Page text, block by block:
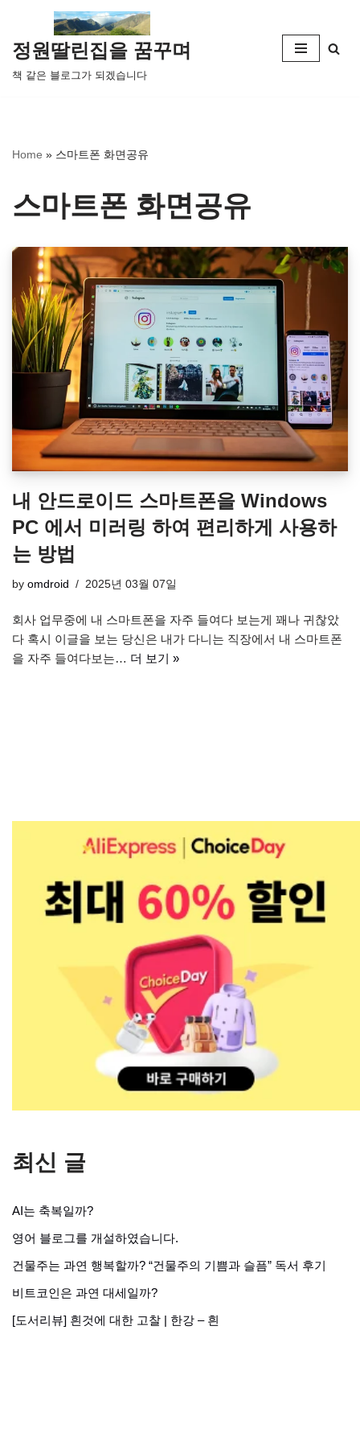
콘
텐
츠
뛰
정원딸린집을 꿈꾸며
책 같은 블로그가 되겠습니다
Home » 스마트폰 화면공유
스마트폰 화면공유
내 안드로이드 스마트폰을 Windows
PC 에서 미러링 하여 편리하게 사용하
는 방법
by omdroid 2025년 03월 07일
회사 업무중에 내 스마트폰을 자주 들여다 보는게 꽤나 귀찮았
다 혹시 이글을 보는 당신은 내가 다니는 직장에서 내 스마트폰
을 자주 들여다보는… 더 보기 »
최신 글
AI는 축복일까?
영어 블로그를 개설하였습니다.
건물주는 과연 행복할까? “건물주의 기쁨과 슬픔” 독서 후기
비트코인은 과연 대세일까?
[도서리뷰] 흰것에 대한 고찰 | 한강 – 흰